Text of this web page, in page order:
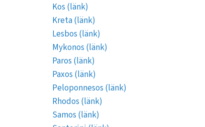
Kos (länk)
Kreta (länk)
Lesbos (länk)
Mykonos (länk)
Paros (länk)
Paxos (länk)
Peloponnesos (länk)
Rhodos (länk)
Samos (länk)